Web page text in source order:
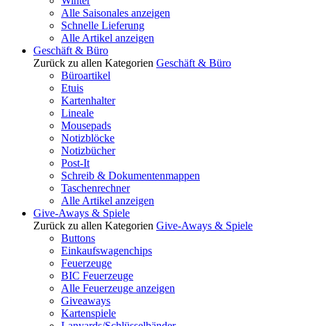
Alle Saisonales anzeigen
Schnelle Lieferung
Alle Artikel anzeigen
Geschäft & Büro
Zurück zu allen Kategorien Geschäft & Büro
Büroartikel
Etuis
Kartenhalter
Lineale
Mousepads
Notizblöcke
Notizbücher
Post-It
Schreib & Dokumentenmappen
Taschenrechner
Alle Artikel anzeigen
Give-Aways & Spiele
Zurück zu allen Kategorien Give-Aways & Spiele
Buttons
Einkaufswagenchips
Feuerzeuge
BIC Feuerzeuge
Alle Feuerzeuge anzeigen
Giveaways
Kartenspiele